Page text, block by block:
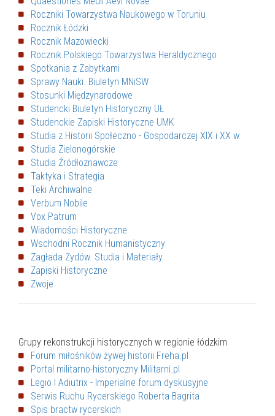
Roczniki Towarzystwa Naukowego w Toruniu
Rocznik Łódzki
Rocznik Mazowiecki
Rocznik Polskiego Towarzystwa Heraldycznego
Spotkania z Zabytkami
Sprawy Nauki. Biuletyn MNiSW
Stosunki Międzynarodowe
Studencki Biuletyn Historyczny UŁ
Studenckie Zapiski Historyczne UMK
Studia z Historii Społeczno - Gospodarczej XIX i XX w.
Studia Zielonogórskie
Studia Źródłoznawcze
Taktyka i Strategia
Teki Archiwalne
Verbum Nobile
Vox Patrum
Wiadomości Historyczne
Wschodni Rocznik Humanistyczny
Zagłada Żydów. Studia i Materiały
Zapiski Historyczne
Zwoje
Grupy rekonstrukcji historycznych w regionie łódzkim
Forum miłośników żywej historii Freha.pl
Portal militarno-historyczny Militarni.pl
Legio I Adiutrix - Imperialne forum dyskusyjne
Serwis Ruchu Rycerskiego Roberta Bagrita
Spis bractw rycerskich